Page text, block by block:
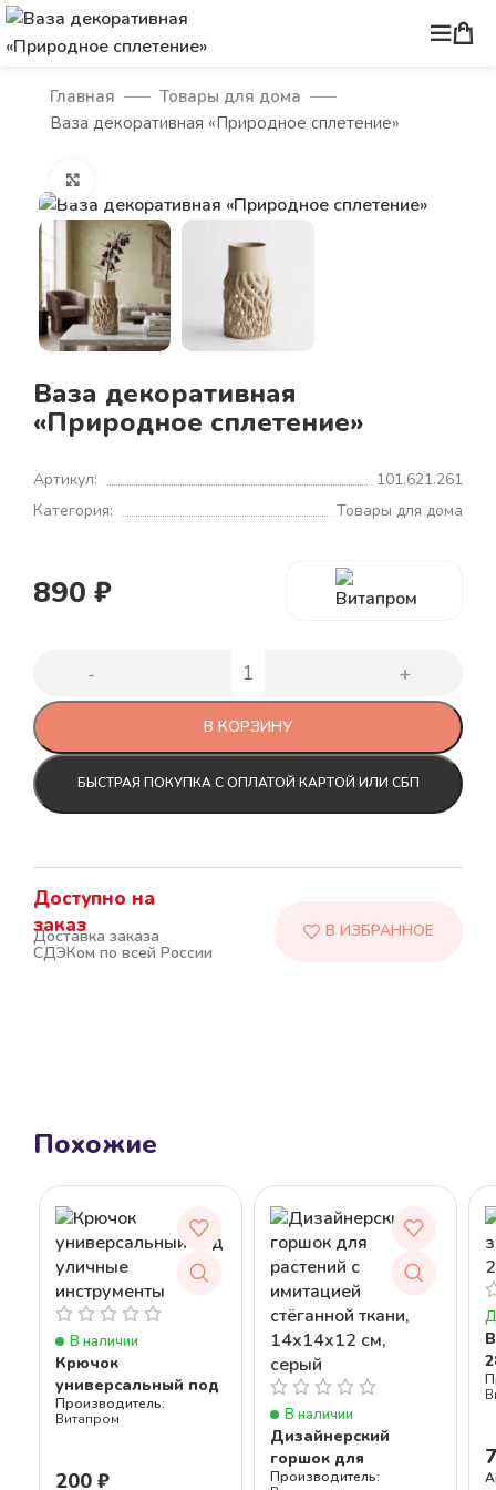
Главная
Товары для дома
Ваза декоративная «Природное сплетение»
Ваза декоративная
«Природное сплетение»
890 ₽
Доступно на
заказ
В КОРЗИНУ
БЫСТРАЯ ПОКУПКА С ОПЛАТОЙ КАРТОЙ ИЛИ СБП
Доставка заказа
СДЭКом по всей России
Артикул:
101.621.261
Категория:
Товары для дома
Похожие
Крючок
универсальный под
уличные
инструменты
Витапром
В наличии
200 ₽
Дизайнерский
горшок для
растений с
В наличии